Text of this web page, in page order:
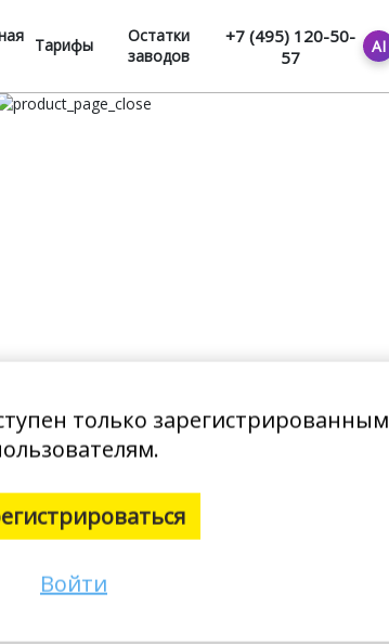
Тарифы
Остатки
заводов
+7 (495) 120-50-
57
AI
только зарегистрированным
Войти